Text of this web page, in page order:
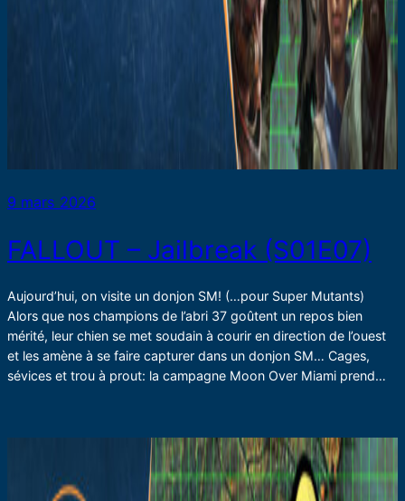
9 mars 2026
FALLOUT – Jailbreak (S01E07)
Aujourd’hui, on visite un donjon SM! (…pour Super Mutants)
Alors que nos champions de l’abri 37 goûtent un repos bien
mérité, leur chien se met soudain à courir en direction de l’ouest
et les amène à se faire capturer dans un donjon SM… Cages,
sévices et trou à prout: la campagne Moon Over Miami prend…